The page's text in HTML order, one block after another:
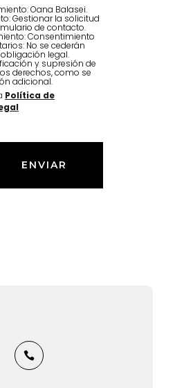
Oana Balasei.
Gestionar la solicitud
de contacto.
Consentimiento
No se cederán
legal.
y supresión de
derechos, como se
adicional.
Política de
ENVIAR
